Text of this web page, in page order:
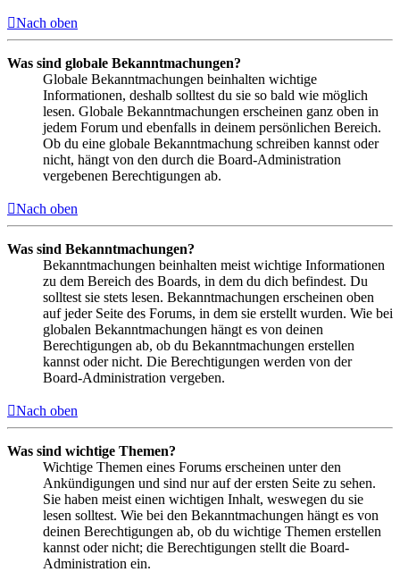
Nach oben
Was sind globale Bekanntmachungen?
Globale Bekanntmachungen beinhalten wichtige
Informationen, deshalb solltest du sie so bald wie möglich
lesen. Globale Bekanntmachungen erscheinen ganz oben in
jedem Forum und ebenfalls in deinem persönlichen Bereich.
Ob du eine globale Bekanntmachung schreiben kannst oder
nicht, hängt von den durch die Board-Administration
vergebenen Berechtigungen ab.
Nach oben
Was sind Bekanntmachungen?
Bekanntmachungen beinhalten meist wichtige Informationen
zu dem Bereich des Boards, in dem du dich befindest. Du
solltest sie stets lesen. Bekanntmachungen erscheinen oben
auf jeder Seite des Forums, in dem sie erstellt wurden. Wie bei
globalen Bekanntmachungen hängt es von deinen
Berechtigungen ab, ob du Bekanntmachungen erstellen
kannst oder nicht. Die Berechtigungen werden von der
Board-Administration vergeben.
Nach oben
Was sind wichtige Themen?
Wichtige Themen eines Forums erscheinen unter den
Ankündigungen und sind nur auf der ersten Seite zu sehen.
Sie haben meist einen wichtigen Inhalt, weswegen du sie
lesen solltest. Wie bei den Bekanntmachungen hängt es von
deinen Berechtigungen ab, ob du wichtige Themen erstellen
kannst oder nicht; die Berechtigungen stellt die Board-
Administration ein.